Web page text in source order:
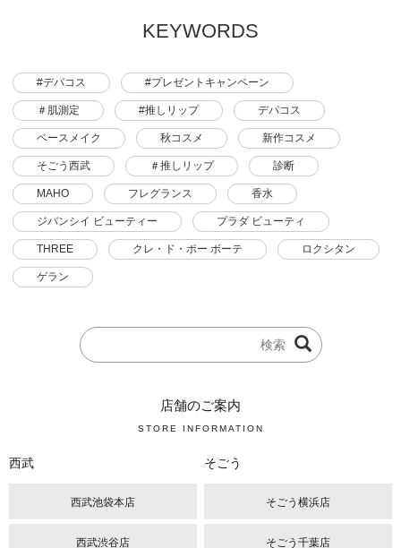
KEYWORDS
#デパコス #プレゼントキャンペーン
＃肌測定 #推しリップ デパコス
ベースメイク 秋コスメ 新作コスメ
そごう西武 ＃推しリップ 診断
MAHO フレグランス 香水
ジバンシイ ビューティー プラダ ビューティ
THREE クレ・ド・ポー ボーテ ロクシタン
ゲラン
店舗のご案内
STORE INFORMATION
西武
西武池袋本店
西武渋谷店
そごう
そごう横浜店
そごう千葉店